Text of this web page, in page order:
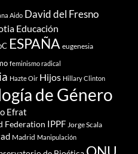
Aido David del Fresno
Educación
ESPAÑA eugenesia
feminismo radical
Hazte Oir Hijos Hillary Clinton
de Género
Efrat
Federation IPPF Jorge Scala
Madrid Manipulación